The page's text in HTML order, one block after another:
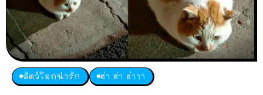
สัตว์โลกน่ารัก ฮ่า ฮ่า ฮ่าาา